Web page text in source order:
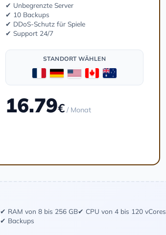
✔ Unbegrenzte Server
✔ 10 Backups
✔ DDoS-Schutz für Spiele
✔ Support 24/7
STANDORT WÄHLEN
16.79€ / Monat
✔ RAM von 8 bis 256 GB✔ CPU von 4 bis 120 vCores
✔ Backups